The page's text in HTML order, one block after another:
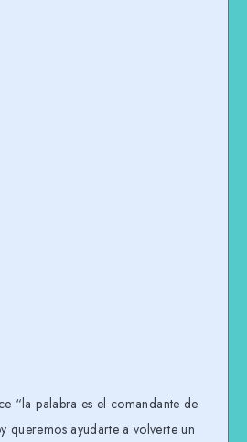
“la palabra es el comandante de
queremos ayudarte a volverte un